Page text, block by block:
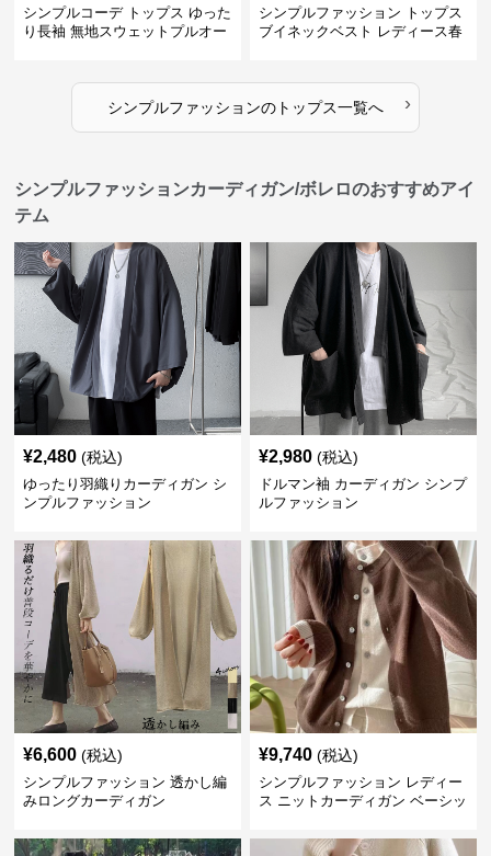
シンプルコーデ トップス ゆった
り長袖 無地スウェットプルオー
シンプルファッション トップス
ブイネックベスト レディース春
シンプルファッションのトップス一覧へ ›
シンプルファッションカーディガン/ボレロのおすすめアイ
テム
¥2,480 (税込)
ゆったり羽織りカーディガン シ
ンプルファッション
¥2,980 (税込)
ドルマン袖 カーディガン シンプ
ルファッション
¥6,600 (税込)
シンプルファッション 透かし編
みロングカーディガン
¥9,740 (税込)
シンプルファッション レディー
ス ニットカーディガン ベーシッ